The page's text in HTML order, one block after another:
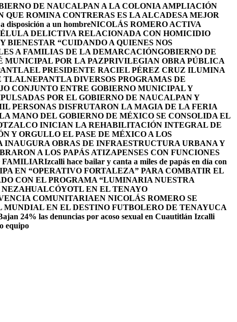
DE NAUCALPAN A LA COLONIA AMPLIACIÓN
QUE ROMINA CONTRERAS ES LA ALCADESA MEJOR
disposición a un hombreNICOLÁS ROMERO ACTIVA
DELICTIVA RELACIONADA CON HOMICIDIO
BIENESTAR “CUIDANDO A QUIENES NOS
A FAMILIAS DE LA DEMARCACIÓNGOBIERNO DE
MUNICIPAL POR LA PAZPRIVILEGIAN OBRA PÚBLICA
EL PRESIDENTE RACIEL PÉREZ CRUZ ILUMINA
DIVERSOS PROGRAMAS DE
CONJUNTO ENTRE GOBIERNO MUNICIPAL Y
POR EL GOBIERNO DE NAUCALPAN Y
PERSONAS DISFRUTARON LA MAGIA DE LA FERIA
MANO DEL GOBIERNO DE MÉXICO SE CONSOLIDA EL
INICIAN LA REHABILITACIÓN INTEGRAL DE
Y ORGULLO EL PASE DE MÉXICO A LOS
OBRAS DE INFRAESTRUCTURA URBANA Y
A LOS PAPÁS ATIZAPENSES CON FUNCIONES
FAMILIARIzcalli hace bailar y canta a miles de papás en día con
EN “OPERATIVO FORTALEZA” PARA COMBATIR EL
CON EL PROGRAMA “LUMINARIA NUESTRA
EN EL TENAYO
COMUNITARIAEN NICOLÁS ROMERO SE
EN EL DESTINO FUTBOLERO DE TENAYUCA
24% las denuncias por acoso sexual en Cuautitlán Izcalli
equipo